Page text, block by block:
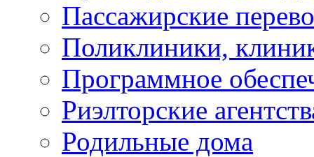
Пассажирские
Поликлиники,
Программное
Риэлторские
Родильные дома